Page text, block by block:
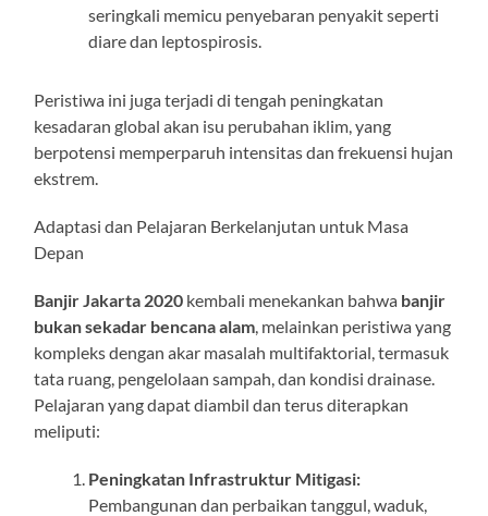
seringkali memicu penyebaran penyakit seperti
diare dan leptospirosis.
Peristiwa ini juga terjadi di tengah peningkatan
kesadaran global akan isu perubahan iklim, yang
berpotensi memperparuh intensitas dan frekuensi hujan
ekstrem.
Adaptasi dan Pelajaran Berkelanjutan untuk Masa
Depan
Banjir Jakarta 2020 kembali menekankan bahwa banjir
bukan sekadar bencana alam , melainkan peristiwa yang
kompleks dengan akar masalah multifaktorial, termasuk
tata ruang, pengelolaan sampah, dan kondisi drainase.
Pelajaran yang dapat diambil dan terus diterapkan
meliputi:
Peningkatan Infrastruktur Mitigasi:
Pembangunan dan perbaikan tanggul, waduk,